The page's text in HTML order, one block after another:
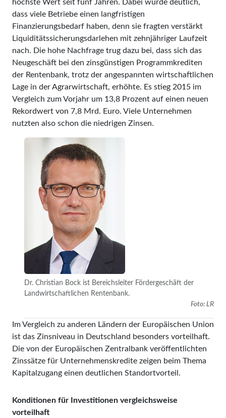
höchste Wert seit fünf Jahren. Dabei wurde deutlich,
dass viele Betriebe einen langfristigen
Finanzierungsbedarf haben, denn sie fragten verstärkt
Liquiditätssicherungsdarlehen mit zehnjähriger Laufzeit
nach. Die hohe Nachfrage trug dazu bei, dass sich das
Neugeschäft bei den zinsgünstigen Programmkrediten
der Rentenbank, trotz der angespannten wirtschaftlichen
Lage in der Agrarwirtschaft, erhöhte. Es stieg 2015 im
Vergleich zum Vorjahr um 13,8 Prozent auf einen neuen
Rekordwert von 7,8 Mrd. Euro. Viele Unternehmen
nutzten also schon die niedrigen Zinsen.
Dr. Christian Bock ist Bereichsleiter Fördergeschäft der
Landwirtschaft­lichen Rentenbank.
Foto: LR
Im Vergleich zu anderen Ländern der Europäischen Union
ist das Zinsniveau in Deutschland besonders vorteilhaft.
Die von der Europäischen Zentralbank veröffentlichten
Zinssätze für Unternehmenskredite zeigen beim Thema
Kapitalzugang einen deutlichen Standortvorteil.
Konditionen für Investitionen vergleichsweise
vorteilhaft